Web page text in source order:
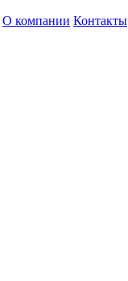
О компании Контакты